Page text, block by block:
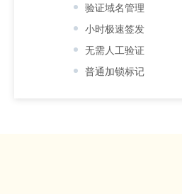
验证域名管理
小时极速签发
无需人工验证
普通加锁标记